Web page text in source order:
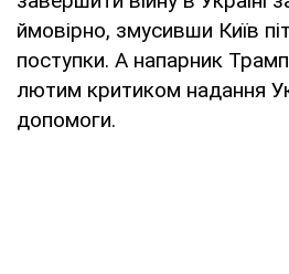
ймовірно, змусивши Київ
поступки. А напарник
лютим критиком надання
допомоги.